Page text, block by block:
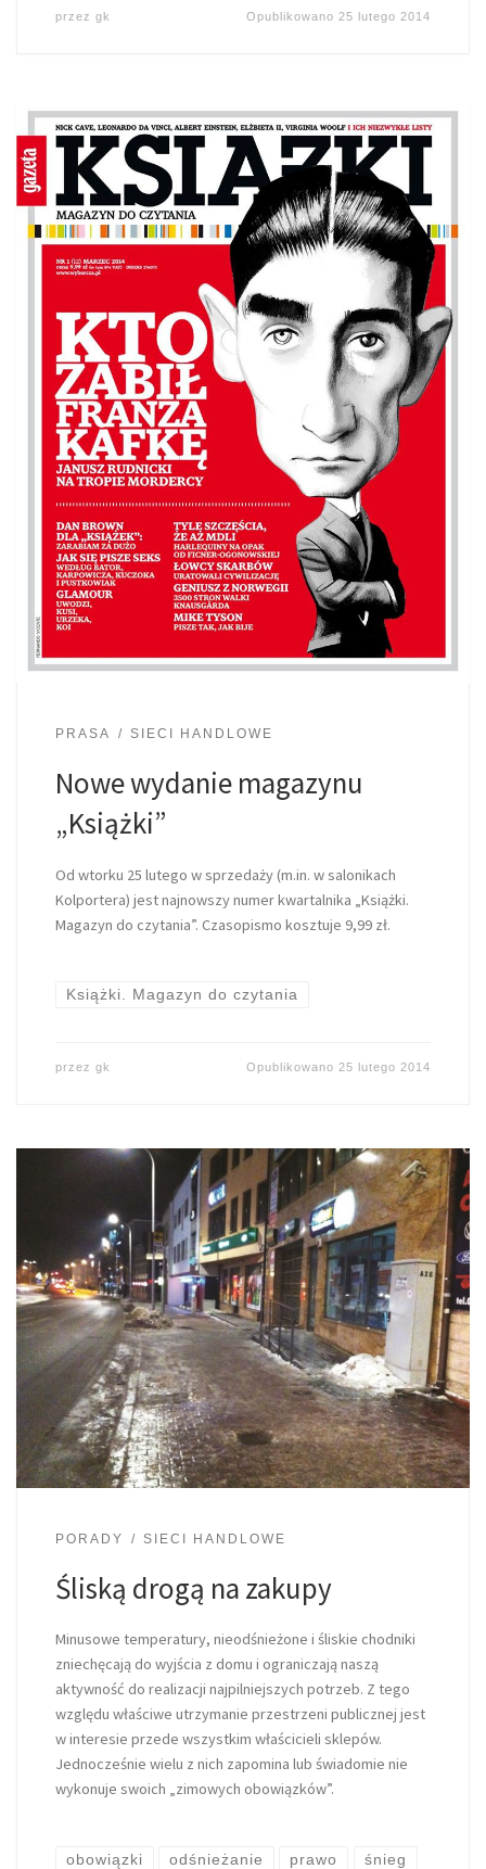
przez gk Opublikowano 25 lutego 2014
PRASA SIECI HANDLOWE
Nowe wydanie magazynu
„Książki”
Od wtorku 25 lutego w sprzedaży (m.in. w salonikach
Kolportera) jest najnowszy numer kwartalnika „Książki.
Magazyn do czytania”. Czasopismo kosztuje 9,99 zł.
Książki. Magazyn do czytania
przez gk Opublikowano 25 lutego 2014
PORADY SIECI HANDLOWE
Śliską drogą na zakupy
Minusowe temperatury, nieodśnieżone i śliskie chodniki
zniechęcają do wyjścia z domu i ograniczają naszą
aktywność do realizacji najpilniejszych potrzeb. Z tego
względu właściwe utrzymanie przestrzeni publicznej jest
w interesie przede wszystkim właścicieli sklepów.
Jednocześnie wielu z nich zapomina lub świadomie nie
wykonuje swoich „zimowych obowiązków”.
obowiązki odśnieżanie prawo śnieg